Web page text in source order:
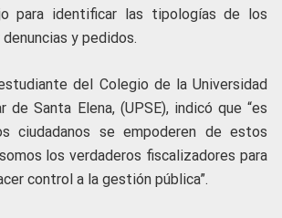
para identificar las tipologías de los
y pedidos.
del Colegio de la Universidad
de Santa Elena, (UPSE), indicó que “es
ciudadanos se empoderen de estos
los verdaderos fiscalizadores para
control a la gestión pública”.